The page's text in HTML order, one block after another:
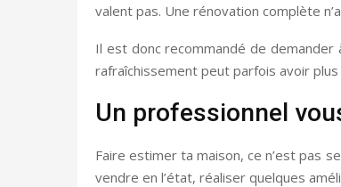
valent pas. Une rénovation complète
Il est donc recommandé de
rafraîchissement peut parfois avoir
Un professionnel
Faire estimer ta maison, ce n’est pas
vendre en l’état, réaliser quelques